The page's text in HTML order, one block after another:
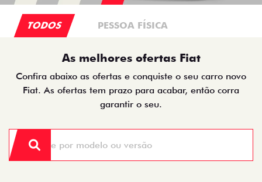
TODOS PESSOA FÍSICA
As melhores ofertas Fiat
Confira abaixo as ofertas e conquiste o seu carro novo
Fiat. As ofertas tem prazo para acabar, então corra
garantir o seu.